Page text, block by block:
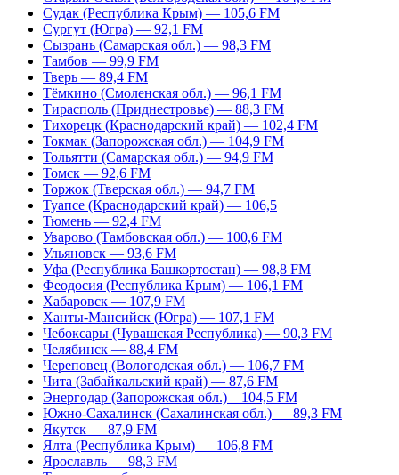
Судак (Республика Крым) — 105,6 FM
Сургут (Югра) — 92,1 FM
Сызрань (Самарская обл.) — 98,3 FM
Тамбов — 99,9 FM
Тверь — 89,4 FM
Тёмкино (Смоленская обл.) — 96,1 FM
Тирасполь (Приднестровье) — 88,3 FM
Тихорецк (Краснодарский край) — 102,4 FM
Токмак (Запорожская обл.) — 104,9 FM
Тольятти (Самарская обл.) — 94,9 FM
Томск — 92,6 FM
Торжок (Тверская обл.) — 94,7 FM
Туапсе (Краснодарский край) — 106,5
Тюмень — 92,4 FM
Уварово (Тамбовская обл.) — 100,6 FM
Ульяновск — 93,6 FM
Уфа (Республика Башкортостан) — 98,8 FM
Феодосия (Республика Крым) — 106,1 FM
Хабаровск — 107,9 FM
Ханты-Мансийск (Югра) — 107,1 FM
Чебоксары (Чувашская Республика) — 90,3 FM
Челябинск — 88,4 FM
Череповец (Вологодская обл.) — 106,7 FM
Чита (Забайкальский край) — 87,6 FM
Энергодар (Запорожская обл.) – 104,5 FM
Южно-Сахалинск (Сахалинская обл.) — 89,3 FM
Якутск — 87,9 FM
Ялта (Республика Крым) — 106,8 FM
Ярославль — 98,3 FM